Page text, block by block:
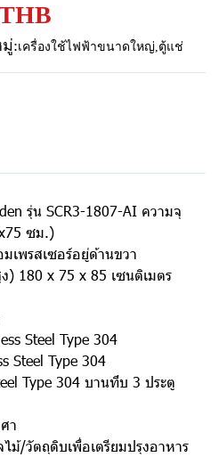
:เครื่องใช้ไฟฟ้าขนาดใหญ่,ตู้แช่
รุ่น SCR3-1807-AI ความจุ
ซม.)
เพรสเซอร์อยู่ด้านขวา
180 x 75 x 85 เซนติเมตร
Steel Type 304
Steel Type 304
Type 304 บานทึบ 3 ประตู
า
ม้/วัตถุดิบเพื่อเตรียมปรุงอาหาร